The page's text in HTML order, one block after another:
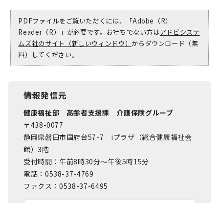
PDFファイルをご覧いただくには、「Adobe（R）
Reader（R）」が必要です。お持ちでない方はアドビシステ
ムズ社のサイト（新しいウィンドウ） からダウンロード（無
料）してください。
情報発信元
健康福祉部 高齢者支援課 介護保険グループ
〒438-0077
静岡県磐田市国府台57-7 iプラザ（総合健康福祉会
館）3階
受付時間：午前8時30分～午後5時15分
電話：0538-37-4769
ファクス：0538-37-6495